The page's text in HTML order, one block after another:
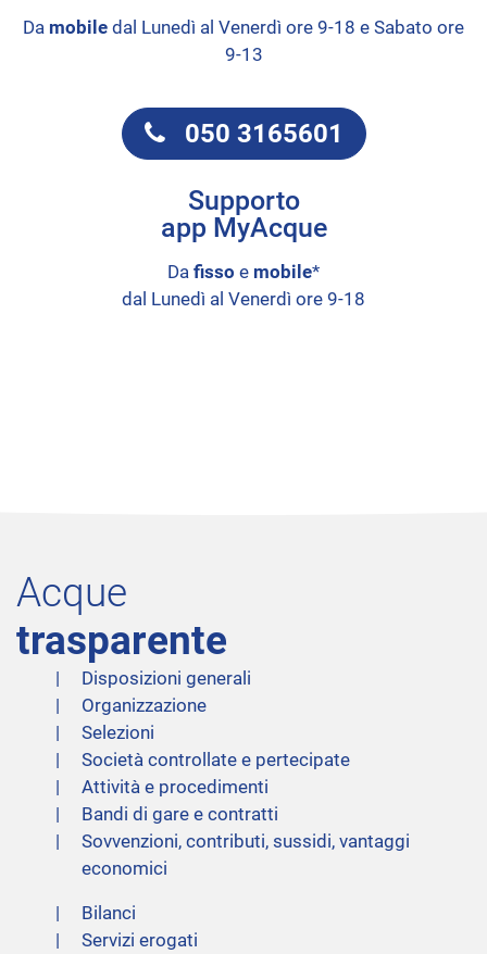
Da mobile dal Lunedì al Venerdì ore 9-18 e Sabato ore
9-13
050 3165601
Supporto
app MyAcque
Da fisso e mobile*
dal Lunedì al Venerdì ore 9-18
Acque
trasparente
Disposizioni generali
Organizzazione
Selezioni
Società controllate e pertecipate
Attività e procedimenti
Bandi di gare e contratti
Sovvenzioni, contributi, sussidi, vantaggi
economici
Bilanci
Servizi erogati